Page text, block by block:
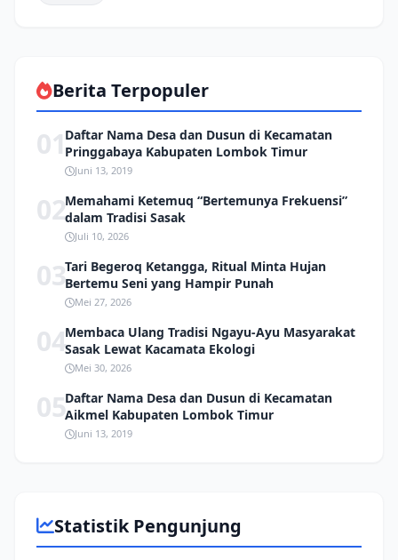
Berita Terpopuler
01Daftar Nama Desa dan Dusun di Kecamatan
Pringgabaya Kabupaten Lombok Timur
Juni 13, 2019
02Memahami Ketemuq “Bertemunya Frekuensi”
dalam Tradisi Sasak
Juli 10, 2026
03Tari Begeroq Ketangga, Ritual Minta Hujan
Bertemu Seni yang Hampir Punah
Mei 27, 2026
04Membaca Ulang Tradisi Ngayu-Ayu Masyarakat
Sasak Lewat Kacamata Ekologi
Mei 30, 2026
05Daftar Nama Desa dan Dusun di Kecamatan
Aikmel Kabupaten Lombok Timur
Juni 13, 2019
Statistik Pengunjung